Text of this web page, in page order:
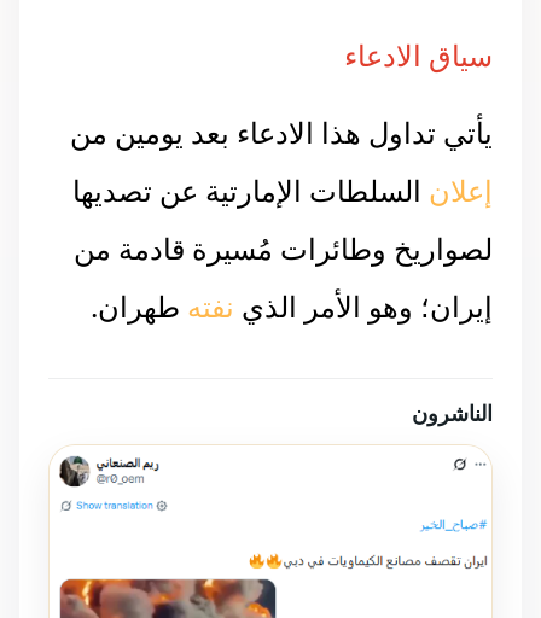
سياق الادعاء
يأتي تداول هذا الادعاء بعد يومين من
إعلان السلطات الإمارتية عن تصديها
لصواريخ وطائرات مُسيرة قادمة من
إيران؛ وهو الأمر الذي نفته طهران.
الناشرون